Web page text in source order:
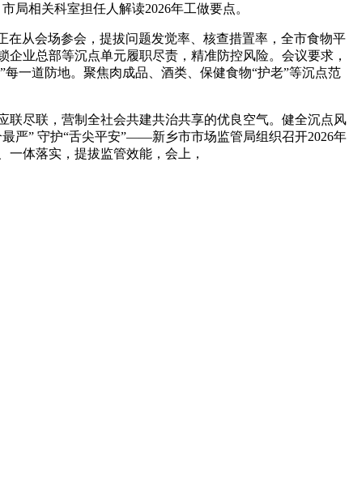
局相关科室担任人解读2026年工做要点。
从会场参会，提拔问题发觉率、核查措置率，全市食物平
业总部等沉点单元履职尽责，精准防控风险。会议要求，
一道防地。聚焦肉成品、酒类、保健食物“护老”等沉点范
尽联，营制全社会共建共治共享的优良空气。健全沉点风
严” 守护“舌尖平安”——新乡市市场监管局组织召开2026年
体落实，提拔监管效能，会上，